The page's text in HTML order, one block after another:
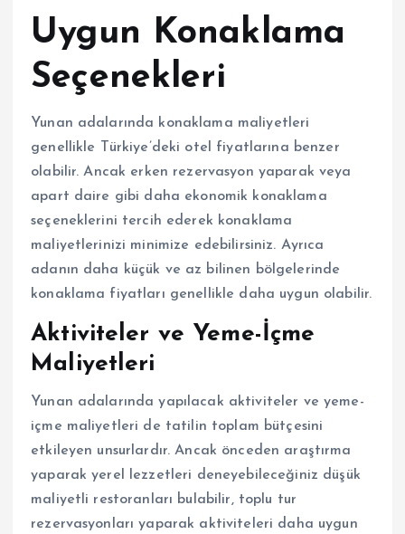
Uygun Konaklama
Seçenekleri
Yunan adalarında konaklama maliyetleri
genellikle Türkiye’deki otel fiyatlarına benzer
olabilir. Ancak erken rezervasyon yaparak veya
apart daire gibi daha ekonomik konaklama
seçeneklerini tercih ederek konaklama
maliyetlerinizi minimize edebilirsiniz. Ayrıca
adanın daha küçük ve az bilinen bölgelerinde
konaklama fiyatları genellikle daha uygun olabilir.
Aktiviteler ve Yeme-İçme
Maliyetleri
Yunan adalarında yapılacak aktiviteler ve yeme-
içme maliyetleri de tatilin toplam bütçesini
etkileyen unsurlardır. Ancak önceden araştırma
yaparak yerel lezzetleri deneyebileceğiniz düşük
maliyetli restoranları bulabilir, toplu tur
rezervasyonları yaparak aktiviteleri daha uygun